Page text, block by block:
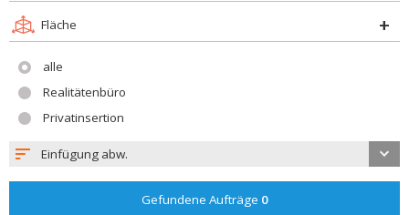
Fläche
alle
Realitätenbüro
Privatinsertion
Einfügung abw.
Gefundene Aufträge 0